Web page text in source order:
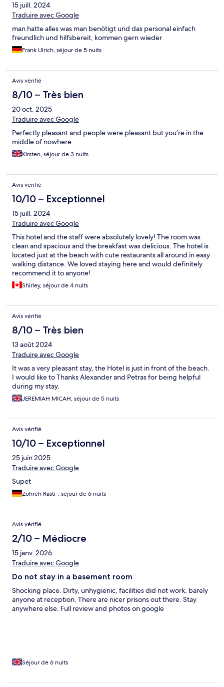
15 juill. 2024
Traduire avec Google
man hatte alles was man benötigt und das personal einfach
freundlich und hilfsbereit, kommen gern wieder
Frank Ulrich, séjour de 5 nuits
Avis vérifié
8/10 – Très bien
20 oct. 2025
Traduire avec Google
Perfectly pleasant and people were pleasant but you’re in the
middle of nowhere.
Kirsten, séjour de 3 nuits
Avis vérifié
10/10 – Exceptionnel
15 juill. 2024
Traduire avec Google
This hotel and the staff were absolutely lovely! The room was
clean and spacious and the breakfast was delicious. The hotel is
located just at the beach with cute restaurants all around in easy
walking distance. We loved staying here and would definitely
recommend it to anyone!
Shirley, séjour de 4 nuits
Avis vérifié
8/10 – Très bien
13 août 2024
Traduire avec Google
It was a very pleasant stay, the Hotel is just in front of the beach.
I would like to Thanks Alexander and Petras for being helpful
during my stay.
JEREMIAH MICAH, séjour de 5 nuits
Avis vérifié
10/10 – Exceptionnel
25 juin 2025
Traduire avec Google
Supet
Zohreh Rasti-, séjour de 6 nuits
Avis vérifié
2/10 – Médiocre
15 janv. 2026
Traduire avec Google
Do not stay in a basement room
Shocking place. Dirty, unhygienic, facilities did not work, barely
anyone at reception. There are nicer prisons out there. Stay
anywhere else. Full review and photos on google
Séjour de 6 nuits